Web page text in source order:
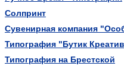
Солпринт
Сувенирная компания
Типография "Бутик
Типография на Брестской